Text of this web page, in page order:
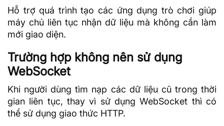
Hỗ trợ quá trình tạo các ứng dụng trò chơi giúp
máy chủ liên tục nhận dữ liệu mà không cần làm
mới giao diện.
Trường hợp không nên sử dụng
WebSocket
Khi người dùng tìm nạp các dữ liệu cũ trong thời
gian liên tục, thay vì sử dụng WebSocket thì có
thể sử dụng giao thức HTTP.